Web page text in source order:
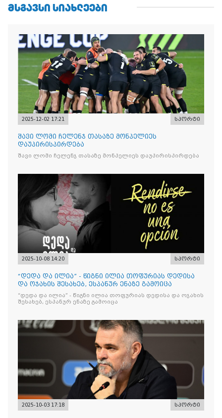
ᲛᲡᲒᲐᲕᲡᲘ ᲡᲘᲐᲮᲚᲔᲔᲑᲘ
2025-12-02 17:21 სპორტი
შავი ლომი ჩელენჯ თასაზე მონპელიეს
დაუპირისპირდება
შავი ლომი ჩელენჯ თასაზე მონპელიეს დაუპირისპირდება
2025-10-08 14:20 სპორტი
“დედა და ილია” - წიგნი ილია თოფურიას დედისა
და ოჯახის შესახებ, ესპანურ ენაზე გამოიცა
“დედა და ილია” - წიგნი ილია თოფურიას დედისა და ოჯახის
შესახებ, ესპანურ ენაზე გამოიცა
2025-10-03 17:18 სპორტი